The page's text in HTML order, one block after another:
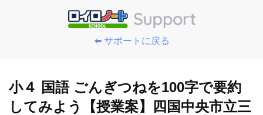
⬅️ サポートに戻る
小４ 国語 ごんぎつねを100字で要約
してみよう【授業案】四国中央市立三